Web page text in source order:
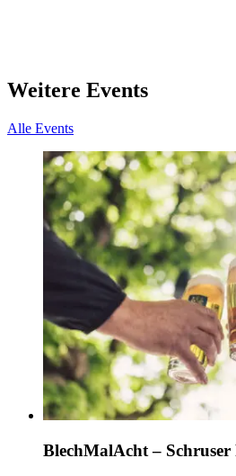
Weitere Events
Alle Events
BlechMalAcht – Schruser